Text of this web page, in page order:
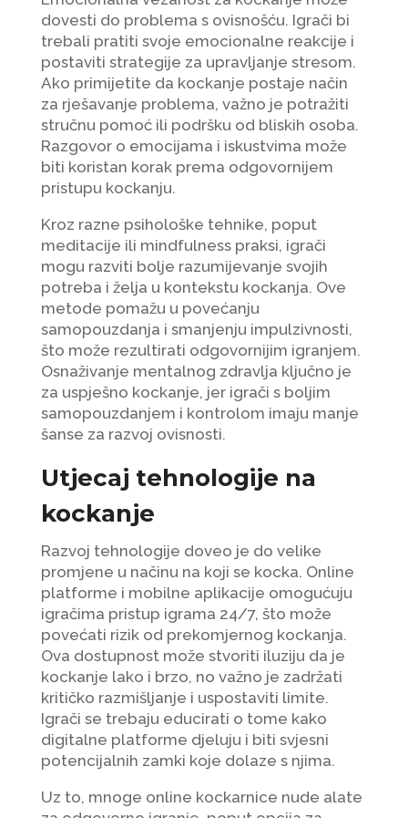
dovesti do problema s ovisnošću. Igrači bi
trebali pratiti svoje emocionalne reakcije i
postaviti strategije za upravljanje stresom.
Ako primijetite da kockanje postaje način
za rješavanje problema, važno je potražiti
stručnu pomoć ili podršku od bliskih osoba.
Razgovor o emocijama i iskustvima može
biti koristan korak prema odgovornijem
pristupu kockanju.
Kroz razne psihološke tehnike, poput
meditacije ili mindfulness praksi, igrači
mogu razviti bolje razumijevanje svojih
potreba i želja u kontekstu kockanja. Ove
metode pomažu u povećanju
samopouzdanja i smanjenju impulzivnosti,
što može rezultirati odgovornijim igranjem.
Osnaživanje mentalnog zdravlja ključno je
za uspješno kockanje, jer igrači s boljim
samopouzdanjem i kontrolom imaju manje
šanse za razvoj ovisnosti.
Utjecaj tehnologije na
kockanje
Razvoj tehnologije doveo je do velike
promjene u načinu na koji se kocka. Online
platforme i mobilne aplikacije omogućuju
igračima pristup igrama 24/7, što može
povećati rizik od prekomjernog kockanja.
Ova dostupnost može stvoriti iluziju da je
kockanje lako i brzo, no važno je zadržati
kritičko razmišljanje i uspostaviti limite.
Igrači se trebaju educirati o tome kako
digitalne platforme djeluju i biti svjesni
potencijalnih zamki koje dolaze s njima.
Uz to, mnoge online kockarnice nude alate